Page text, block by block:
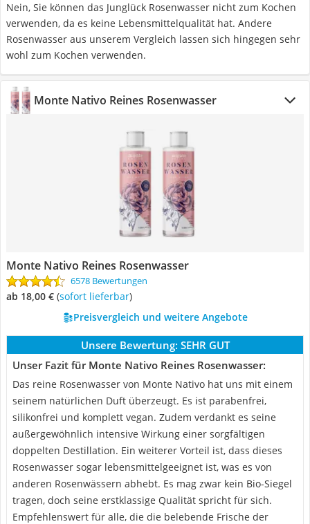
Nein, Sie können das Junglück Rosenwasser nicht zum Kochen
verwenden, da es keine Lebensmittelqualität hat. Andere
Rosenwasser aus unserem Vergleich lassen sich hingegen sehr
wohl zum Kochen verwenden.
Monte Nativo Reines Rosenwasser
Monte Nativo Reines Rosenwasser
6578 Bewertungen
ab 18,00 € ( Sofort lieferbar)
Preisvergleich und weitere Angebote
Unsere Bewertung: SEHR GUT
Unser Fazit für Monte Nativo Reines Rosenwasser:
Das reine Rosenwasser von Monte Nativo hat uns mit einem
seinem natürlichen Duft überzeugt. Es ist parabenfrei,
silikonfrei und komplett vegan. Zudem verdankt es seine
außergewöhnlich intensive Wirkung einer sorgfältigen
doppelten Destillation. Ein weiterer Vorteil ist, dass dieses
Rosenwasser sogar lebensmittelgeeignet ist, was es von
anderen Rosenwässern abhebt. Es mag zwar kein Bio-Siegel
tragen, doch seine erstklassige Qualität spricht für sich.
Empfehlenswert für alle, die die belebende Frische der